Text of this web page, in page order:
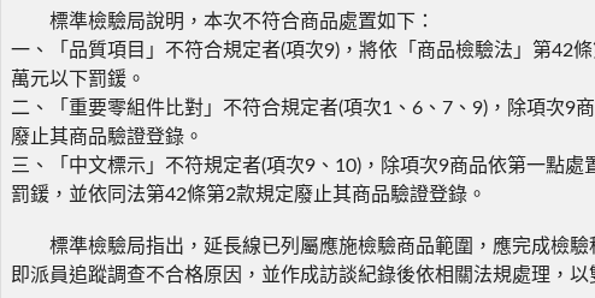
標準檢驗局說明，本次不符合商品處置如下：
一、「品質項目」不符合規定者(項次9)，將依「商品檢驗法」第42
萬元以下罰鍰。
二、「重要零組件比對」不符合規定者(項次1、6、7、9)，除項次9
廢止其商品驗證登錄。
三、「中文標示」不符規定者(項次9、10)，除項次9商品依第一點
罰鍰，並依同法第42條第2款規定廢止其商品驗證登錄。
標準檢驗局指出，延長線已列屬應施檢驗商品範圍，應完成檢驗
即派員追蹤調查不合格原因，並作成訪談紀錄後依相關法規處理，